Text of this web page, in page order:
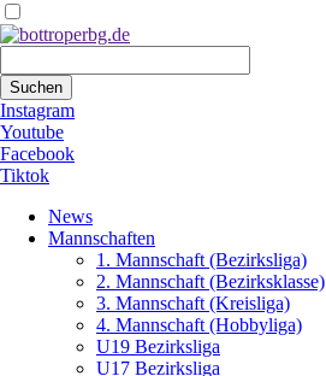
Suchen
Instagram
Youtube
Facebook
Tiktok
überspringen
News
Mannschaften
1. Mannschaft (Bezirksliga)
2. Mannschaft (Bezirksklasse)
3. Mannschaft (Kreisliga)
4. Mannschaft (Hobbyliga)
U19 Bezirksliga
U17 Bezirksliga